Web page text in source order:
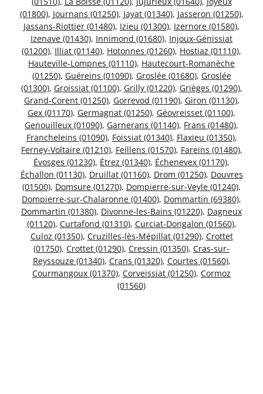
(01800), Journans (01250), Jayat (01340), Jasseron (01250),
Jassans-Riottier (01480), Izieu (01300), Izernore (01580),
Izenave (01430), Innimond (01680), Injoux-Génissiat
(01200), Illiat (01140), Hotonnes (01260), Hostiaz (01110),
Hauteville-Lompnes (01110), Hautecourt-Romanèche
(01250), Guéreins (01090), Groslée (01680), Groslée
(01300), Groissiat (01100), Grilly (01220), Grièges (01290),
Grand-Corent (01250), Gorrevod (01190), Giron (01130),
Gex (01170), Germagnat (01250), Géovreisset (01100),
Genouilleux (01090), Garnerans (01140), Frans (01480),
Francheleins (01090), Foissiat (01340), Flaxieu (01350),
Ferney-Voltaire (01210), Feillens (01570), Fareins (01480),
Évosges (01230), Étrez (01340), Échenevex (01170),
Échallon (01130), Druillat (01160), Drom (01250), Douvres
(01500), Domsure (01270), Dompierre-sur-Veyle (01240),
Dompierre-sur-Chalaronne (01400), Dommartin (69380),
Dommartin (01380), Divonne-les-Bains (01220), Dagneux
(01120), Curtafond (01310), Curciat-Dongalon (01560),
Culoz (01350), Cruzilles-lès-Mépillat (01290), Crottet
(01750), Crottet (01290), Cressin (01350), Cras-sur-
Reyssouze (01340), Crans (01320), Courtes (01560),
Courmangoux (01370), Corveissiat (01250), Cormoz
(01560)